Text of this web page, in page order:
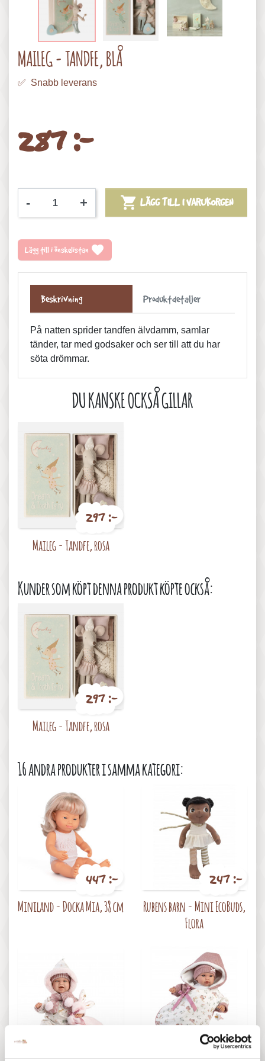
MAILEG - TANDFE, BLÅ
✅ Snabb leverans
287 :-
- +  LÄGG TILL I VARUKORGEN
Lägg till i önskelistan favorite
Beskrivning Produktdetaljer
På natten sprider tandfen älvdamm, samlar
tänder, tar med godsaker och ser till att du har
söta drömmar.
DU KANSKE OCKSÅ GILLAR
297 :-
Maileg - Tandfe, rosa
Kunder som köpt denna produkt köpte också:
297 :-
Maileg - Tandfe, rosa
16 andra produkter i samma kategori:
447 :-
Miniland - Docka Mia, 38 cm
247 :-
Rubens barn - Mini EcoBuds,
Flora
Pris Pris
947 :-